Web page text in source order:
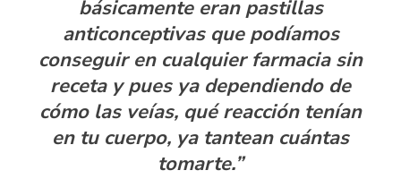
básicamente eran pastillas
anticonceptivas que podíamos
conseguir en cualquier farmacia sin
receta y pues ya dependiendo de
cómo las veías, qué reacción tenían
en tu cuerpo, ya tantean cuántas
tomarte.”